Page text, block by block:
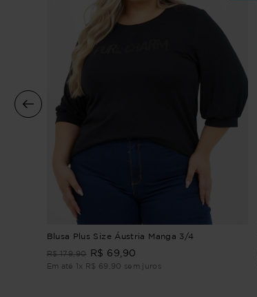
Blusa Plus Size Áustria Manga 3/4
R$ 179,90 R$ 69 90
Em até 1 x R$ 69 90 sem juros